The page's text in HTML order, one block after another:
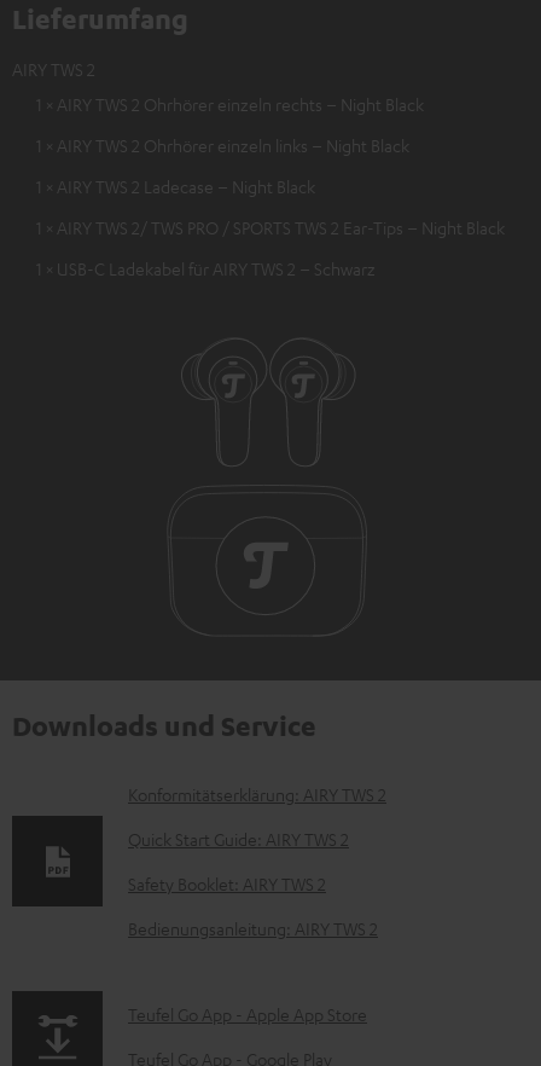
Lieferumfang
AIRY TWS 2
1 × AIRY TWS 2 Ohrhörer einzeln rechts – Night Black
1 × AIRY TWS 2 Ohrhörer einzeln links – Night Black
1 × AIRY TWS 2 Ladecase – Night Black
1 × AIRY TWS 2/ TWS PRO / SPORTS TWS 2 Ear-Tips – Night Black
1 × USB-C Ladekabel für AIRY TWS 2 – Schwarz
Downloads und Service
D
o
m
n
t
Konformitätserklärung: AIRY TWS 2
Quick Start Guide: AIRY TWS 2
Safety Booklet: AIRY TWS 2
Bedienungsanleitung: AIRY TWS 2
p
a
Teufel Go App - Apple App Store
Teufel Go App - Google Play